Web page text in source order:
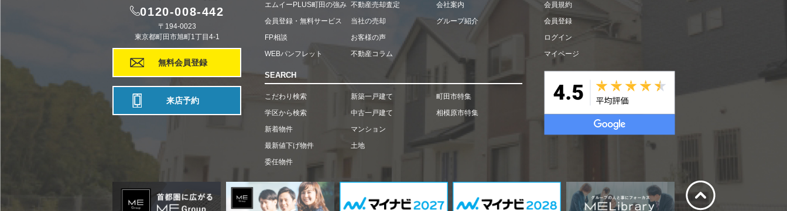
0120-008-442
〒194-0023
東京都町田市旭町1丁目4-1
無料会員登録
来店予約
エムイーPLUS町田の強み
会員登録・無料サービス
FP相談
WEBパンフレット
不動産売却査定
当社の売却
お客様の声
不動産コラム
会社案内
グループ紹介
SEARCH
こだわり検索
学区から検索
新着物件
最新値下げ物件
委任物件
新築一戸建て
中古一戸建て
マンション
土地
町田市特集
相模原市特集
会員規約
会員登録
ログイン
マイページ